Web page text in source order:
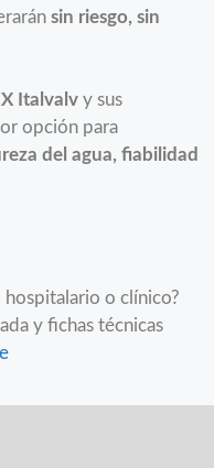
sin riesgo, sin
Italvalv y sus
opción para
del agua, fiabilidad
hospitalario o clínico?
y fichas técnicas